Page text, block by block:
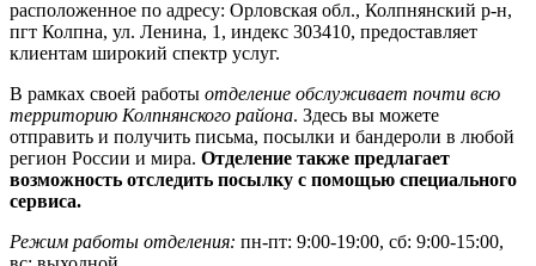
расположенное по адресу: Орловская обл., Колпнянский р-н,
пгт Колпна, ул. Ленина, 1, индекс 303410, предоставляет
клиентам широкий спектр услуг.
В рамках своей работы отделение обслуживает почти всю
территорию Колпнянского района. Здесь вы можете
отправить и получить письма, посылки и бандероли в любой
регион России и мира. Отделение также предлагает
возможность отследить посылку с помощью специального
сервиса.
Режим работы отделения: пн-пт: 9:00-19:00, сб: 9:00-15:00,